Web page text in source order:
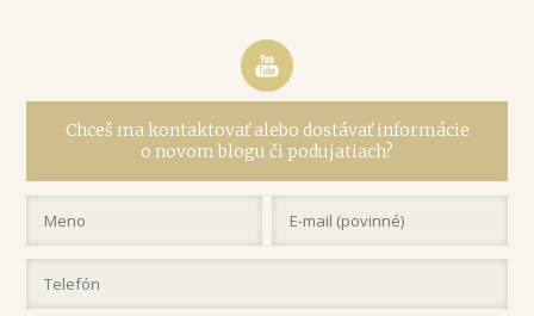
Chceš ma kontaktovať alebo dostávať informácie
o novom blogu či podujatiach?